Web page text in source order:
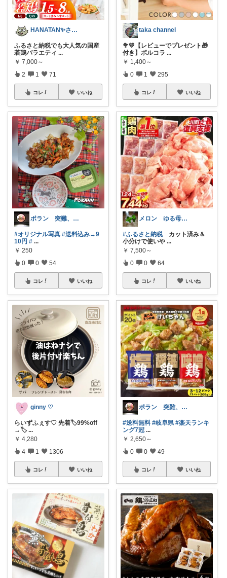
HANATAN✨さっちゃんの1番とれぬ✨
ふるさと納税でも大人気の国産
若鶏バラエティ ...
￥ 7,000～
2 1 71
コレ いいね
ポラン 突難、メニエール病で療養中
#オリジナル写真 #送料込み→9
10円 # ...
￥ 250
0 0 54
コレ いいね
ginny ♡
らいずふぇす♡ 先着🏷️99%off
→🏷️ ...
￥ 4,280
4 1 1306
コレ いいね
taka channel
🥦💛【レビューでプレゼント🎁
付き】ボルコラ ...
￥ 1,400～
0 1 295
コレ いいね
メロン ゆる母ごはん
#ふるさと納税カット済み＆
小分けで使いや ...
￥ 7,500～
0 0 64
コレ いいね
ポラン 突難、メニエール病で療養中
#送料無料 #岐阜県 #楽天ランキ
ング7冠 ...
￥ 2,650～
0 0 49
コレ いいね